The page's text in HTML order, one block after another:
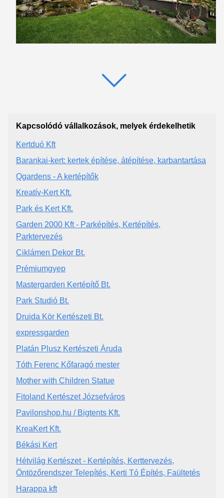
Kapcsolódó vállalkozások, melyek érdekelhetik
Kertduó Kft
Barankai-kert: kertek építése, átépítése, karbantartása
Qgardens - A kertépítők
Kreatív-Kert Kft.
Park és Kert Kft.
Garden 2000 Kft - Parképítés, Kertépítés,
Parktervezés
Ciklámen Dekor Bt.
Prémiumgyep
Mastergarden Kertépítő Bt.
Park Studió Bt.
Druida Kör Kertészeti Bt.
expressgarden
Platán Plusz Kertészeti Áruda
Tóth Ferenc Kőfaragó mester
Mother with Children Statue
Fitoland Kertészet Józsefváros
Pavilonshop.hu / Bigtents Kft.
KreaKert Kft.
Békási Kert
Hétvilág Kertészet - Kertépítés, Kerttervezés,
Öntözőrendszer Telepítés, Kerti Tó Építés, Faültetés
Harappa kft